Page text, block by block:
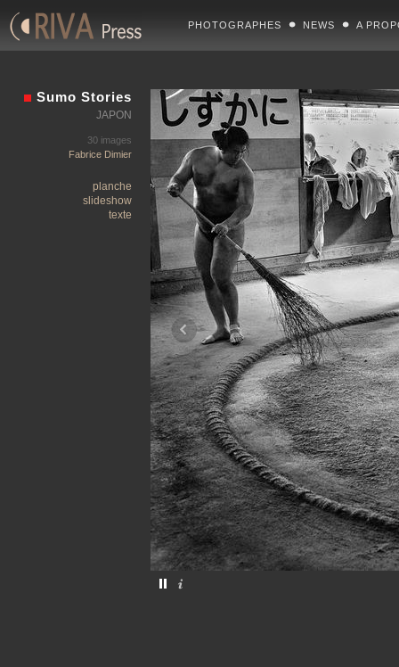
PHOTOGRAPHES NEWS A
Sumo Stories
JAPON
30 images
Fabrice Dimier
planche
slideshow
texte